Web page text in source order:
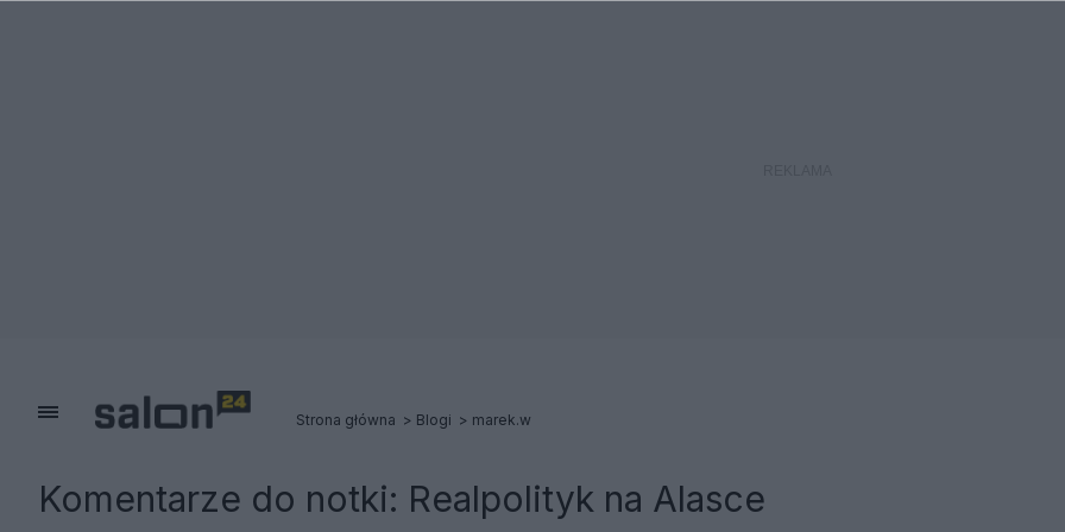
Strona główna Blogi marek.w
Komentarze do notki: Realpolityk na Alasce